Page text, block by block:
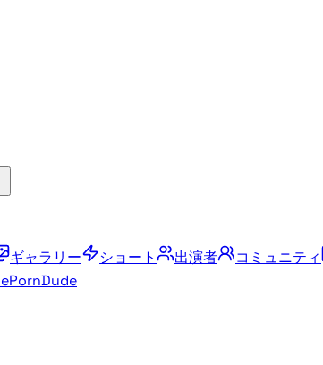
ギャラリー ショート 出演者 コミュニティ